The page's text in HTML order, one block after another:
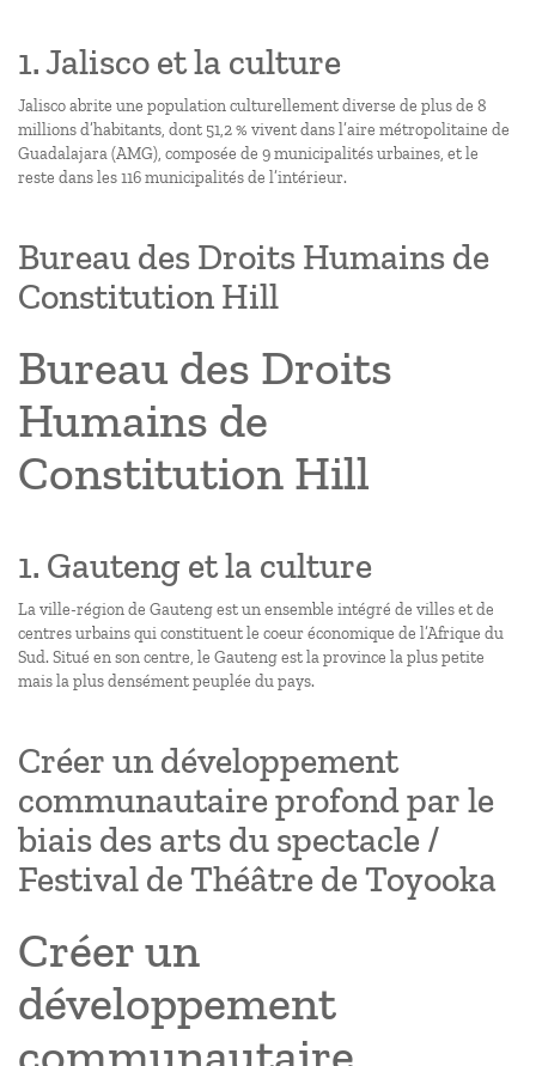
1. Jalisco et la culture
Jalisco abrite une population culturellement diverse de plus de 8
millions d’habitants, dont 51,2 % vivent dans l’aire métropolitaine de
Guadalajara (AMG), composée de 9 municipalités urbaines, et le
reste dans les 116 municipalités de l’intérieur.
Bureau des Droits Humains de
Constitution Hill
Bureau des Droits
Humains de
Constitution Hill
1. Gauteng et la culture
La ville-région de Gauteng est un ensemble intégré de villes et de
centres urbains qui constituent le coeur économique de l’Afrique du
Sud. Situé en son centre, le Gauteng est la province la plus petite
mais la plus densément peuplée du pays.
Créer un développement
communautaire profond par le
biais des arts du spectacle /
Festival de Théâtre de Toyooka
Créer un
développement